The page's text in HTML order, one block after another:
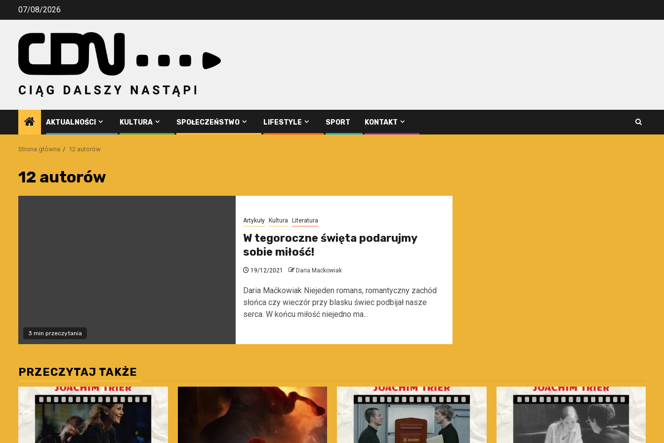
Przejdź07/08/2026
AKTUALNOŚCI KULTURA SPOŁECZEŃSTWO LIFESTYLE SPORT KONTAKT
Strona główna 12 autorów
12 autorów
3 min przeczytania
Artykuły Kultura Literatura
W tegoroczne święta podarujmy
sobie miłość!
19/12/2021 Daria Maćkowiak
Daria Maćkowiak Niejeden romans, romantyczny zachód
słońca czy wieczór przy blasku świec podbijał nasze
serca. W końcu miłość niejedno ma...
PRZECZYTAJ TAKŻE